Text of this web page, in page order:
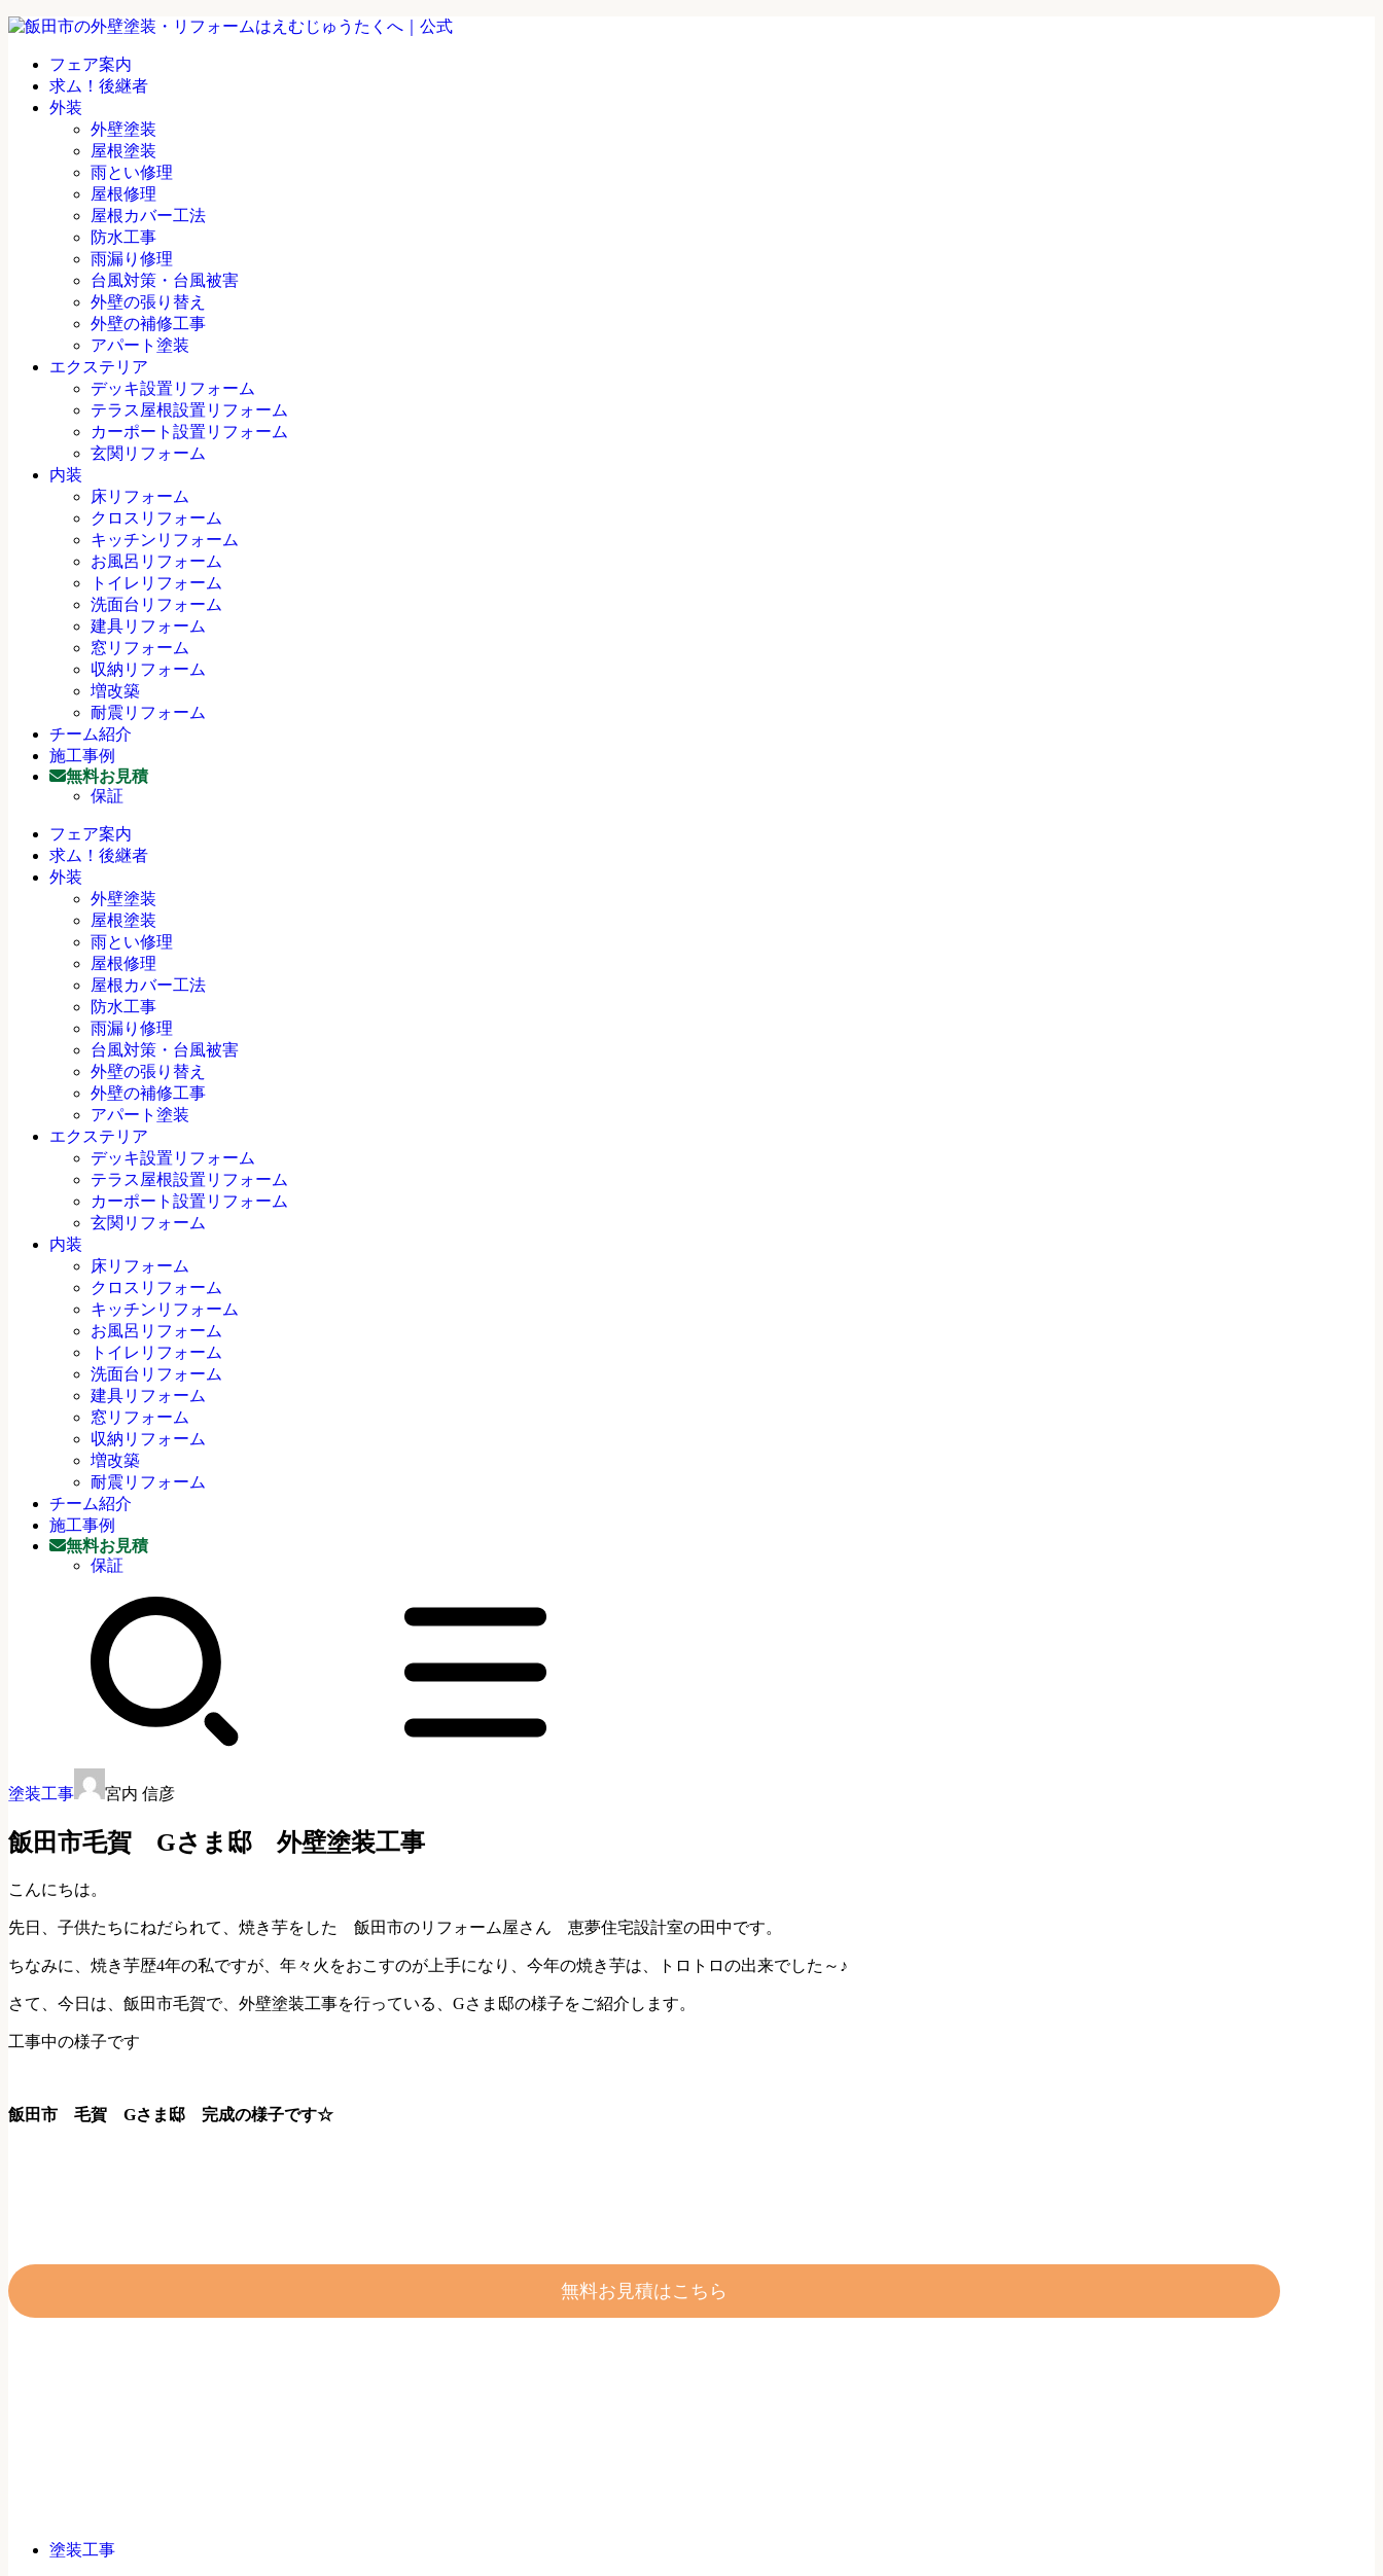
フェア案内
求ム！後継者
外装
外壁塗装
屋根塗装
雨とい修理
屋根修理
屋根カバー工法
防水工事
雨漏り修理
台風対策・台風被害
外壁の張り替え
外壁の補修工事
アパート塗装
エクステリア
デッキ設置リフォーム
テラス屋根設置リフォーム
カーポート設置リフォーム
玄関リフォーム
内装
床リフォーム
クロスリフォーム
キッチンリフォーム
お風呂リフォーム
トイレリフォーム
洗面台リフォーム
建具リフォーム
窓リフォーム
収納リフォーム
増改築
耐震リフォーム
チーム紹介
施工事例
無料お見積
保証
フェア案内
求ム！後継者
外装
外壁塗装
屋根塗装
雨とい修理
屋根修理
屋根カバー工法
防水工事
雨漏り修理
台風対策・台風被害
外壁の張り替え
外壁の補修工事
アパート塗装
エクステリア
デッキ設置リフォーム
テラス屋根設置リフォーム
カーポート設置リフォーム
玄関リフォーム
内装
床リフォーム
クロスリフォーム
キッチンリフォーム
お風呂リフォーム
トイレリフォーム
洗面台リフォーム
建具リフォーム
窓リフォーム
収納リフォーム
増改築
耐震リフォーム
チーム紹介
施工事例
無料お見積
保証
塗装工事 宮内 信彦
飯田市毛賀 Gさま邸 外壁塗装工事
こんにちは。
先日、子供たちにねだられて、焼き芋をした 飯田市のリフォーム屋さん 恵夢住宅設計室の田中です。
ちなみに、焼き芋歴4年の私ですが、年々火をおこすのが上手になり、今年の焼き芋は、トロトロの出来でした～♪
さて、今日は、飯田市毛賀で、外壁塗装工事を行っている、Gさま邸の様子をご紹介します。
工事中の様子です
飯田市 毛賀 Gさま邸 完成の様子です☆
無料お見積はこちら
塗装工事